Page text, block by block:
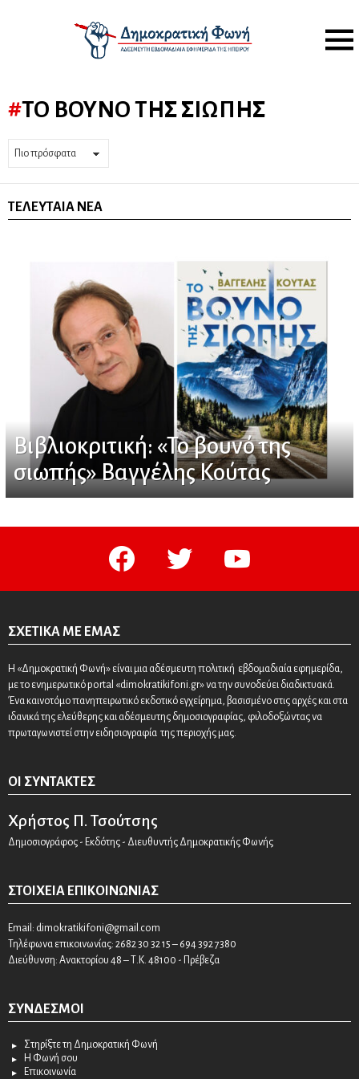
Menu
ΤΟ ΒΟΥΝΌ ΤΗΣ ΣΙΩΠΉΣ
ΤΕΛΕΥΤΑΊΑ ΝΈΑ
Βιβλιοκριτική: «Το βουνό της
σιωπής» Βαγγέλης Κούτας
facebook twitter
ΣΧΕΤΙΚΆ ΜΕ ΕΜΆΣ
Η «Δημοκρατική Φωνή» είναι μια αδέσμευτη πολιτική εβδομαδιαία εφημερίδα,
με το ενημερωτικό portal «dimokratikifoni.gr» να την συνοδεύει διαδικτυακά.
Ένα καινοτόμο πανηπειρωτικό εκδοτικό εγχείρημα, βασισμένο στις αρχές και στα
ιδανικά της ελεύθερης και αδέσμευτης δημοσιογραφίας, φιλοδοξώντας να
πρωταγωνιστεί στην ειδησιογραφία της περιοχής μας.
ΟΙ ΣΥΝΤΆΚΤΕΣ
Χρήστος Π. Τσούτσης
Δημοσιογράφος - Εκδότης - Διευθυντής Δημοκρατικής Φωνής
ΣΤΟΙΧΕΊΑ ΕΠΙΚΟΙΝΩΝΊΑΣ
Email: dimokratikifoni@gmail.com
Τηλέφωνα επικοινωνίας: 2682 30 32 15 – 694 392 7380
Διεύθυνση: Ανακτορίου 48 – Τ.Κ. 48100 - Πρέβεζα
ΣΎΝΔΕΣΜΟΙ
Στηρίξτε τη Δημοκρατική Φωνή
Η Φωνή σου
Επικοινωνία